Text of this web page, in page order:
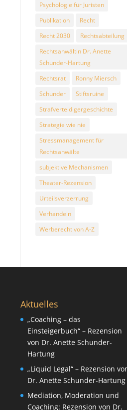
Psychologie für Juristen
Publikation
Recht
Recht 2030
Rechtsabteilung
Rechtsanwältin Dr. Anette
Schunder-Hartung
Rechtsrat
Ronny Miersch
Schunder
Stiftsruine
Strafverteidigergeschichte
Strategie wie nie
Stressmanagement für
Rechtsanwälte
subjektive Mechanismen
Theater-Rezension
Urteilsverzerrung
Verhandeln
Werberecht von A-Z
Aktuelles
„Coaching – das
Einsteigerbuch“ – Rezension
von Dr. Anette Schunder-
Hartung
„Liquid Legal“ – Rezension
Dr. Anette Schunder-Hartung
Mediation, Moderation und
Coaching: Rezension von Dr.